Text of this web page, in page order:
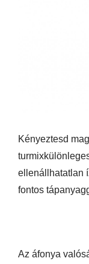
Kényeztesd
ellenállhatatlan
fontos
Az áfonya